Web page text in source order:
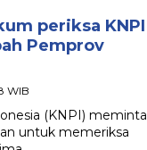
periksa KNPI
Pemprov
WIB
(KNPI) meminta
untuk memeriksa